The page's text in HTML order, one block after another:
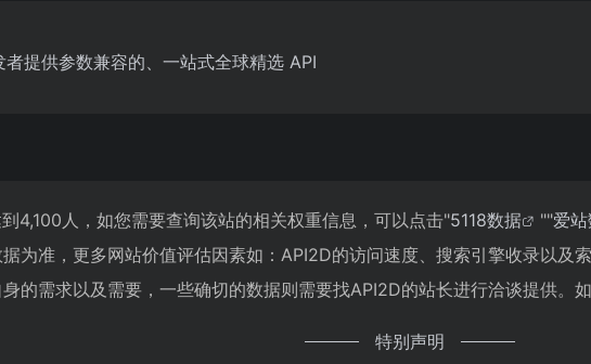
提供参数兼容的、一站式全球精选 API
4,100人，如您需要查询该站的相关权重信息，可以点击"5118数据 ""爱
为准，更多网站价值评估因素如：API2D的访问速度、搜索引擎收录以及
的需求以及需要，一些确切的数据则需要找API2D的站长进行洽谈提供。
特别声明